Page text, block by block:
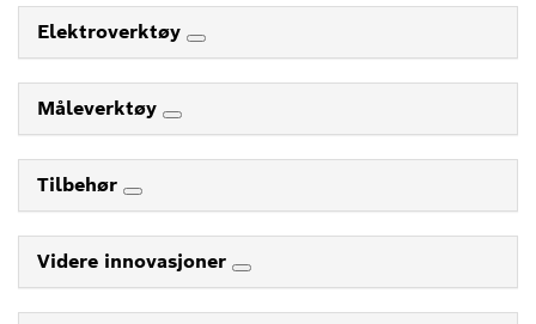
Elektroverktøy
Måleverktøy
Tilbehør
Videre innovasjoner